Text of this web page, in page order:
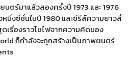
ตร์มาแล้วสองครั้งปี 1973 และ 1976
นึ่งซีซั่นในปี 1980 และซีรีส์ความยาวสี่
เรื่องราวไซไฟจากความคิดของ
ก็กำลังจะถูกสร้างเป็นภาพยนตร์